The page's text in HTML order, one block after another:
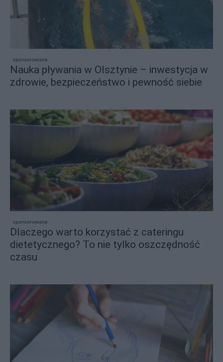
sponsorowane
Nauka pływania w Olsztynie – inwestycja w
zdrowie, bezpieczeństwo i pewność siebie
sponsorowane
Dlaczego warto korzystać z cateringu
dietetycznego? To nie tylko oszczędność
czasu